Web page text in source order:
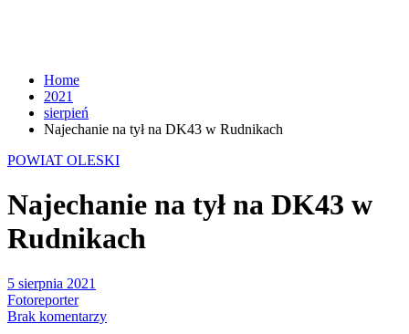
Home
2021
sierpień
Najechanie na tył na DK43 w Rudnikach
POWIAT OLESKI
Najechanie na tył na DK43 w
Rudnikach
5 sierpnia 2021
Fotoreporter
Brak komentarzy